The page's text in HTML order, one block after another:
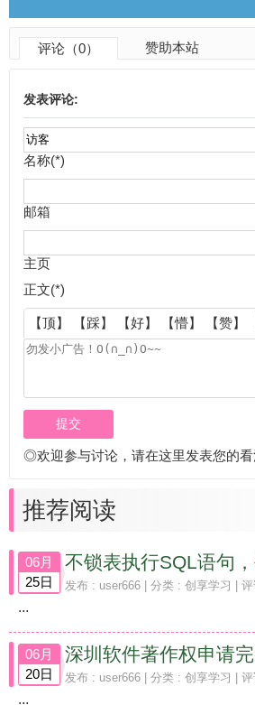
更改
评论（0） 赞助本站
发表评论:
名称(*)
邮箱
主页
正文(*)
【顶】 【踩】 【好】 【懵】 【赞】
◎欢迎参与讨论，请在这里发表您的看
推荐阅读
06月
25日
发布 : user666 | 分类 : 创享学习 |
...
06月
20日
发布 : user666 | 分类 : 创享学习 |
...